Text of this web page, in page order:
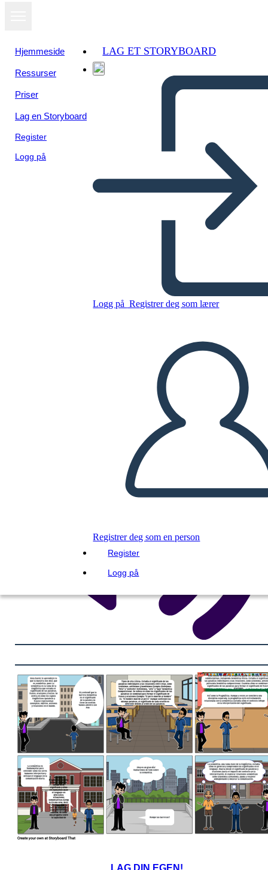
Hjemmeside
Ressurser
Priser
Lag en Storyboard
Register
Logg på
LAG ET STORYBOARD
Logg på Registrer deg som lærer
Registrer deg som en person
Register
Logg på
Untitled Storyboard
LAGE ET STORYBOARD
SPILLE AV LYSBILDEFREMVISNING
LES FOR MEG
Vis som
lysbildefremvisning